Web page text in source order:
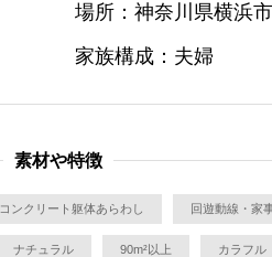
場所
神奈川県横浜
家族構成
夫婦
素材や特徴
コンクリート躯体あらわし 回遊動線・家
ナチュラル 90m²以上 カラフル